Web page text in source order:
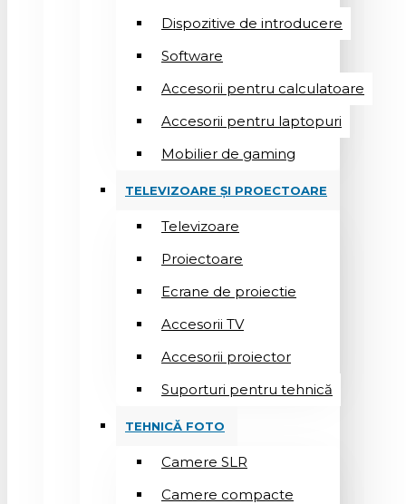
Dispozitive de introducere
Software
Accesorii pentru calculatoare
Accesorii pentru laptopuri
Mobilier de gaming
TELEVIZOARE ȘI PROECTOARE
Televizoare
Proiectoare
Ecrane de proiectie
Accesorii TV
Accesorii proiector
Suporturi pentru tehnică
TEHNICĂ FOTO
Camere SLR
Camere compacte